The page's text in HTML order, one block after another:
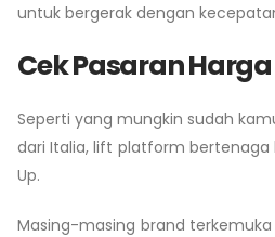
untuk bergerak dengan
Cek Pasaran
Seperti yang mungkin sudah
dari Italia, lift platform
Up.
Masing-masing brand